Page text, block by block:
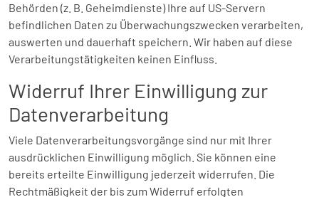
Behörden (z. B. Geheimdienste) Ihre auf US-Servern
befindlichen Daten zu Überwachungszwecken verarbeiten,
auswerten und dauerhaft speichern. Wir haben auf diese
Verarbeitungstätigkeiten keinen Einfluss.
Widerruf Ihrer Einwilligung zur
Datenverarbeitung
Viele Datenverarbeitungsvorgänge sind nur mit Ihrer
ausdrücklichen Einwilligung möglich. Sie können eine
bereits erteilte Einwilligung jederzeit widerrufen. Die
Rechtmäßigkeit der bis zum Widerruf erfolgten